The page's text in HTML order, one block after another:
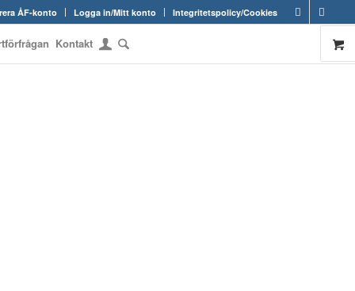
ÅF-konto Logga in/Mitt konto Integritetspolicy/Cookies
Kontakt